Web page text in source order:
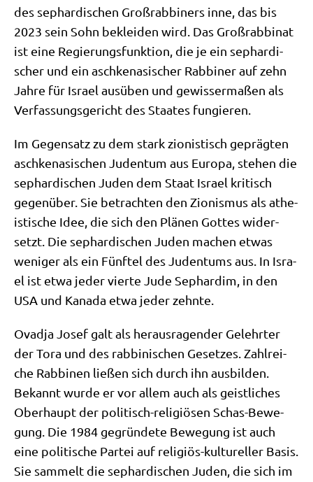
des sephar­di­schen Groß­rab­bi­ners inne, das bis
2023 sein Sohn beklei­den wird. Das Groß­rab­bi­nat
ist eine Regie­rungs­funk­ti­on, die je ein sephar­di­
scher und ein asch­ke­na­si­scher Rab­bi­ner auf zehn
Jah­re für Isra­el aus­üben und gewis­ser­ma­ßen als
Ver­fas­sungs­ge­richt des Staa­tes fungieren.
Im Gegen­satz zu dem stark zio­ni­stisch gepräg­ten
asch­ke­na­si­schen Juden­tum aus Euro­pa, ste­hen die
sephar­di­schen Juden dem Staat Isra­el kri­tisch
gegen­über. Sie betrach­ten den Zio­nis­mus als athe­
isti­sche Idee, die sich den Plä­nen Got­tes wider­
setzt. Die sephar­di­schen Juden machen etwas
weni­ger als ein Fünf­tel des Juden­tums aus. In Isra­
el ist etwa jeder vier­te Jude Sephar­dim, in den
USA und Kana­da etwa jeder zehnte.
Ovad­ja Josef galt als her­aus­ra­gen­der Gelehr­ter
der Tora und des rab­bi­ni­schen Geset­zes. Zahl­rei­
che Rab­bi­nen lie­ßen sich durch ihn aus­bil­den.
Bekannt wur­de er vor allem auch als geist­li­ches
Ober­haupt der poli­tisch-reli­giö­sen Schas-Bewe­
gung. Die 1984 gegrün­de­te Bewe­gung ist auch
eine poli­ti­sche Par­tei auf reli­gi­ös-kul­tu­rel­ler Basis.
Sie sam­melt die sephar­di­schen Juden, die sich im